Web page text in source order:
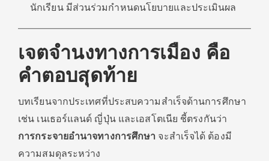
นักเรียน มีส่วนร่วมกำหนดนโยบายและประเมินผล
เจตจำนงทางการเมือง คือ
คำตอบสุดท้าย
บทเรียนจากประเทศที่ประสบความสำเร็จด้านการศึกษา
เช่น เนเธอร์แลนด์ ญี่ปุ่น และเอสโตเนีย ชี้ตรงกันว่า
การกระจายอำนาจทางการศึกษา จะสำเร็จได้ ต้องมี
ความสมดุลระหว่าง